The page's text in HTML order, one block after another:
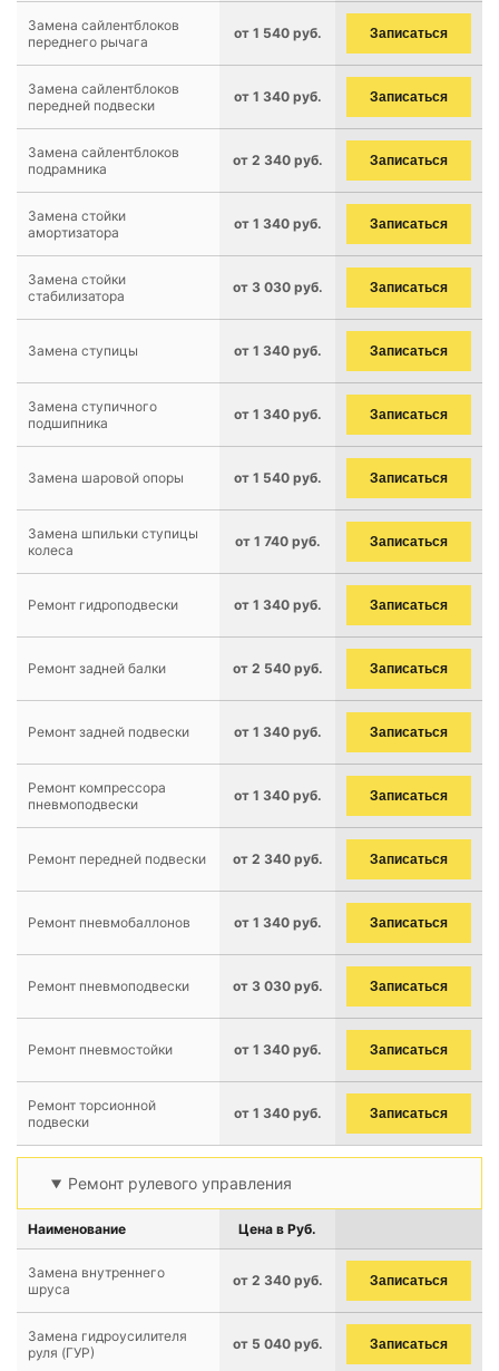
Замена сайлентблоков
переднего рычага
от 1 540 руб. Записаться
Замена сайлентблоков
передней подвески
от 1 340 руб. Записаться
Замена сайлентблоков
подрамника
от 2 340 руб. Записаться
Замена стойки
амортизатора
от 1 340 руб. Записаться
Замена стойки
стабилизатора
от 3 030 руб. Записаться
Замена ступицы от 1 340 руб. Записаться
Замена ступичного
подшипника
от 1 340 руб. Записаться
Замена шаровой опоры от 1 540 руб. Записаться
Замена шпильки ступицы
колеса
от 1 740 руб. Записаться
Ремонт гидроподвески от 1 340 руб. Записаться
Ремонт задней балки от 2 540 руб. Записаться
Ремонт задней подвески от 1 340 руб. Записаться
Ремонт компрессора
пневмоподвески
от 1 340 руб. Записаться
Ремонт передней подвески от 2 340 руб. Записаться
Ремонт пневмобаллонов от 1 340 руб. Записаться
Ремонт пневмоподвески от 3 030 руб. Записаться
Ремонт пневмостойки от 1 340 руб. Записаться
Ремонт торсионной
подвески
от 1 340 руб. Записаться
Ремонт рулевого управления
Наименование Цена в Руб.
Замена внутреннего
шруса
от 2 340 руб. Записаться
Замена гидроусилителя
руля (ГУР)
от 5 040 руб. Записаться